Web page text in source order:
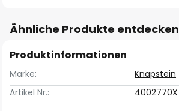
Ähnliche Produkte entdecken
Produktinformationen
Marke:
Knapstein
Artikel Nr.:
4002770X